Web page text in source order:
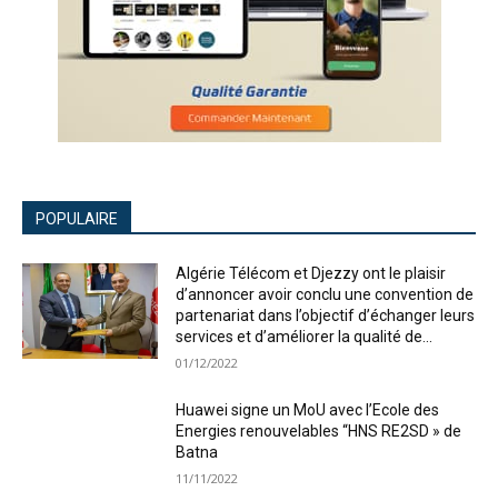
POPULAIRE
Algérie Télécom et Djezzy ont le plaisir
d’annoncer avoir conclu une convention de
partenariat dans l’objectif d’échanger leurs
services et d’améliorer la qualité de...
01/12/2022
Huawei signe un MoU avec l’Ecole des
Energies renouvelables “HNS RE2SD » de
Batna
11/11/2022